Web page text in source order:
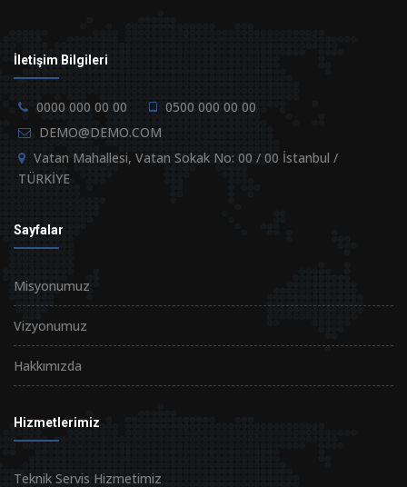
İletişim Bilgileri
0000 000 00 00
0500 000 00 00
DEMO@DEMO.COM
Vatan Mahallesi, Vatan Sokak No: 00 / 00 İstanbul /
TÜRKİYE
Sayfalar
Misyonumuz
Vizyonumuz
Hakkımızda
Hizmetlerimiz
Teknik Servis Hizmetimiz